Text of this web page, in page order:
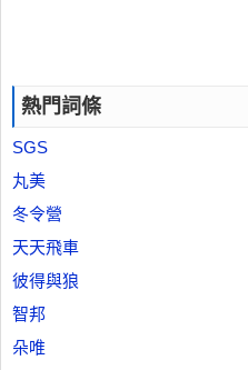
熱門詞條
SGS
丸美
冬令營
天天飛車
彼得與狼
智邦
朵唯